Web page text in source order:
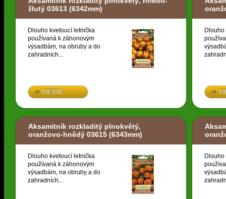
žlutý 03613 (6342mm)
Dlouho kvetoucí letnička
používaná k záhonovým
výsadbám, na obruby a do
zahradních...
DETAIL
Aksamitník rozkladitý plnokvětý,
oranžovo-hnědý 03615 (6343mm)
Dlouho kvetoucí letnička
používaná k záhonovým
výsadbám, na obruby a do
zahradních...